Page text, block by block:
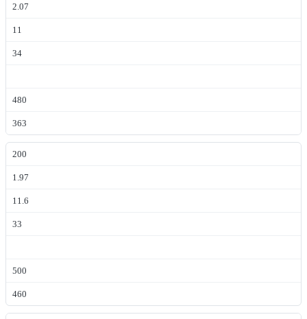
2.07
11
34
480
363
200
1.97
11.6
33
500
460